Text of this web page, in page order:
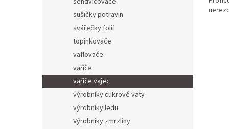
sušičky potravin
svářečky folií
topinkovače
vaflovače
vařiče
vařiče vajec
výrobníky cukrové vaty
výrobníky ledu
Výrobníky zmrzliny